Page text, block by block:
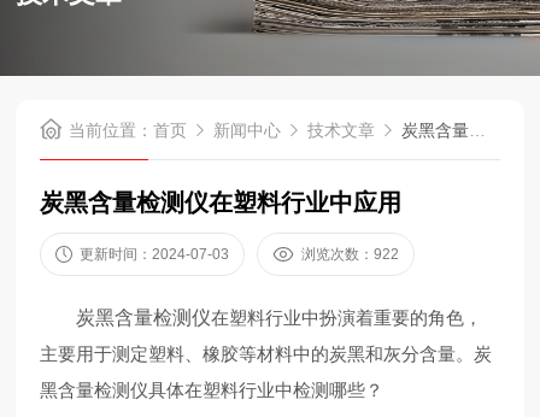
当前位置：首页 新闻中心 技术文章 炭黑含量检测仪在塑料行业中应用
炭黑含量检测仪在塑料行业中应用
更新时间：2024-07-03 浏览次数：922
炭黑含量检测仪在塑料行业中扮演着重要的角色，
主要用于测定塑料、橡胶等材料中的炭黑和灰分含量。炭
黑含量检测仪具体在塑料行业中检测哪些？